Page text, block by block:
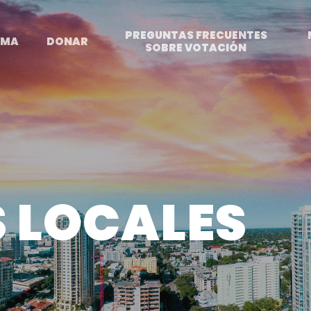
DONAR
PREGUNTAS FRECUENTES
SOBRE VOTACIÓN